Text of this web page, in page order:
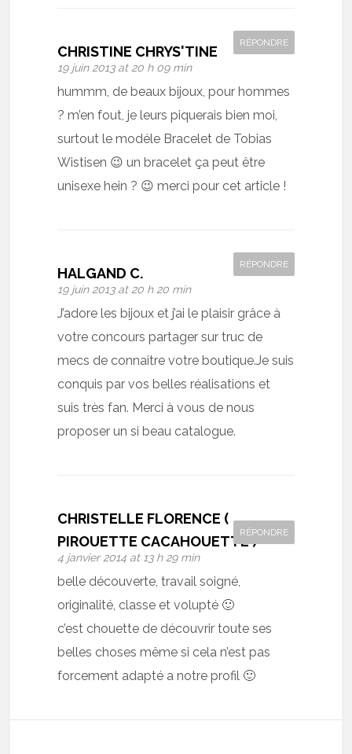
CHRISTINE CHRYS'TINE
19 juin 2013 at 20 h 09 min
RÉPONDRE
hummm, de beaux bijoux, pour hommes
? m’en fout, je leurs piquerais bien moi,
surtout le modéle Bracelet de Tobias
Wistisen 😉 un bracelet ça peut être
unisexe hein ? 😉 merci pour cet article !
HALGAND C.
19 juin 2013 at 20 h 20 min
RÉPONDRE
J’adore les bijoux et j’ai le plaisir grâce à
votre concours partager sur truc de
mecs de connaitre votre boutique.Je suis
conquis par vos belles réalisations et
suis très fan. Merci à vous de nous
proposer un si beau catalogue.
CHRISTELLE FLORENCE (
PIROUETTE CACAHOUETTE )
4 janvier 2014 at 13 h 29 min
RÉPONDRE
belle découverte, travail soigné,
originalité, classe et volupté 🙂
c’est chouette de découvrir toute ses
belles choses même si cela n’est pas
forcement adapté a notre profil 🙂